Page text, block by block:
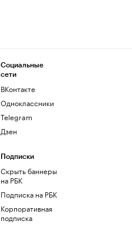
Социальные
сети
ВКонтакте
Одноклассники
Telegram
Дзен
Подписки
Скрыть баннеры
на РБК
Подписка на РБК
Корпоративная
подписка